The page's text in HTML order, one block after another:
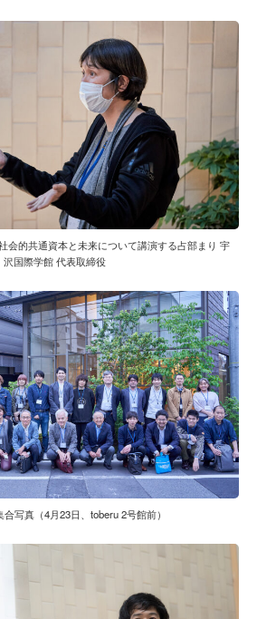
会的共通資本と未来について講演する占部まり 宇
沢国際学館 代表取締役
写真（4月23日、toberu 2号館前）